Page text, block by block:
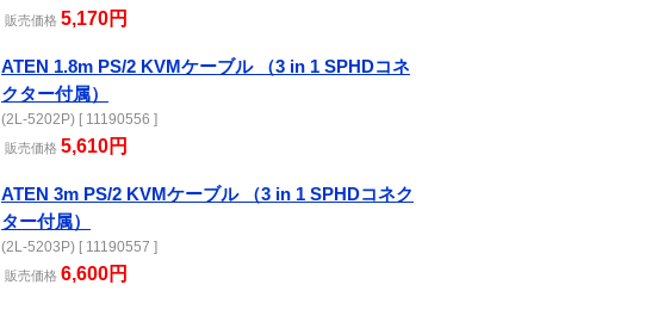
販売価格 5,170円
ATEN 1.8m PS/2 KVMケーブル （3 in 1 SPHDコネ
クター付属）
(2L-5202P) [ 11190556 ]
販売価格 5,610円
ATEN 3m PS/2 KVMケーブル （3 in 1 SPHDコネク
ター付属）
(2L-5203P) [ 11190557 ]
販売価格 6,600円